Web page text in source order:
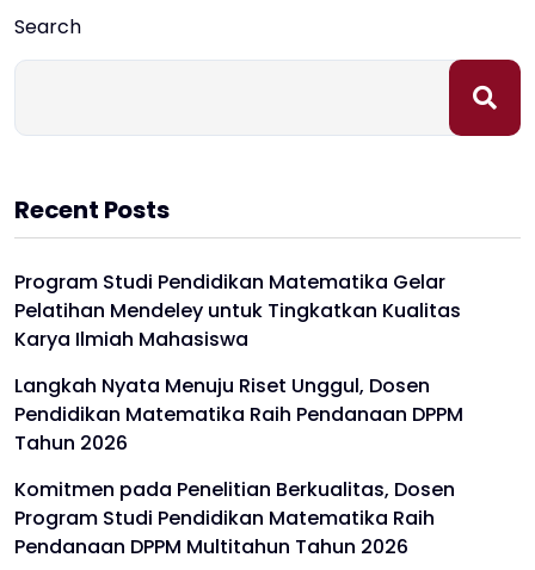
Search
Recent Posts
Program Studi Pendidikan Matematika Gelar
Pelatihan Mendeley untuk Tingkatkan Kualitas
Karya Ilmiah Mahasiswa
Langkah Nyata Menuju Riset Unggul, Dosen
Pendidikan Matematika Raih Pendanaan DPPM
Tahun 2026
Komitmen pada Penelitian Berkualitas, Dosen
Program Studi Pendidikan Matematika Raih
Pendanaan DPPM Multitahun Tahun 2026